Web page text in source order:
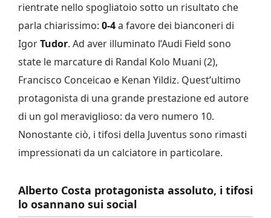
rientrate nello spogliatoio sotto un risultato che
parla chiarissimo: 0-4a favore dei bianconeri di
IgorTudor. Ad aver illuminato l’Audi Field sono
state le marcature di Randal Kolo Muani (2),
Francisco Conceicao e Kenan Yildiz. Quest’ultimo
protagonista di una grande prestazione ed autore
di un gol meraviglioso: da vero numero 10.
Nonostante ciò, i tifosi della Juventus sono rimasti
impressionati da un calciatore in particolare.
Alberto Costa protagonista assoluto, i tifosi
lo osannano sui social